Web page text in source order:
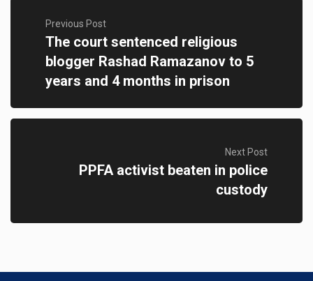
Previous Post
The court sentenced religious
blogger Rashad Ramazanov to 5
years and 4 months in prison
Next Post
PPFA activist beaten in police
custody